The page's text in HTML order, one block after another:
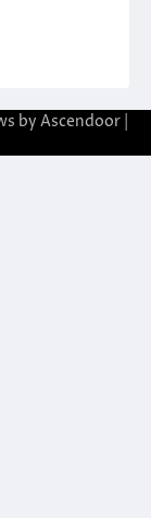
by Ascendoor|